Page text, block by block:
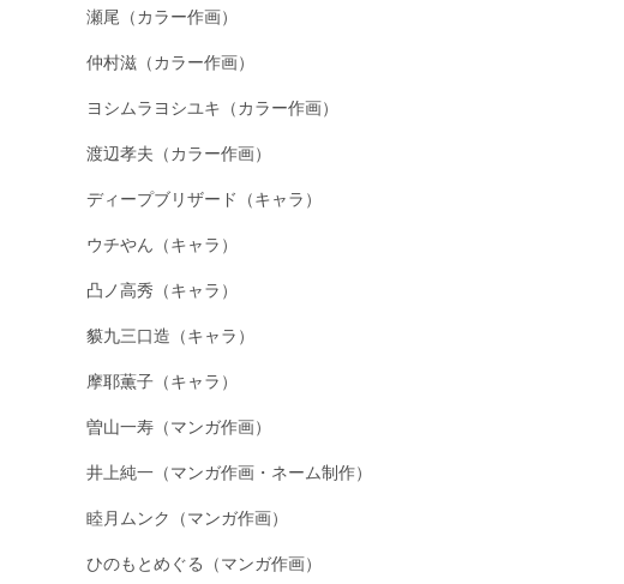
瀬尾（カラー作画）
仲村滋（カラー作画）
ヨシムラヨシユキ（カラー作画）
渡辺孝夫（カラー作画）
ディープブリザード（キャラ）
ウチやん（キャラ）
凸ノ高秀（キャラ）
貘九三口造（キャラ）
摩耶薫子（キャラ）
曽山一寿（マンガ作画）
井上純一（マンガ作画・ネーム制作）
睦月ムンク（マンガ作画）
ひのもとめぐる（マンガ作画）